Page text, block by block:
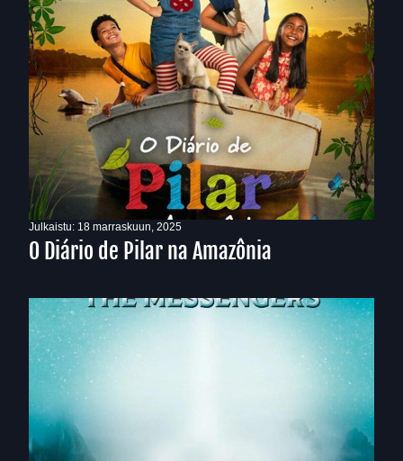
Julkaistu: 18 marraskuun, 2025
O Diário de Pilar na Amazônia